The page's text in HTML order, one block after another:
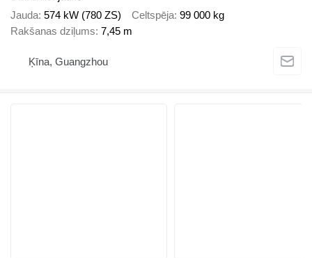
Jauda 574 kW (780 ZS) Celtspēja 99 000 kg
Rakšanas dziļums 7,45 m
Ķīna, Guangzhou